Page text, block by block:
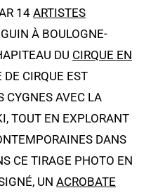
14 ARTISTES
À BOULOGNE-
DU CIRQUE EN
DE CIRQUE EST
CYGNES AVEC LA
TOUT EN EXPLORANT
DANS
CE TIRAGE PHOTO EN
UN ACROBATE